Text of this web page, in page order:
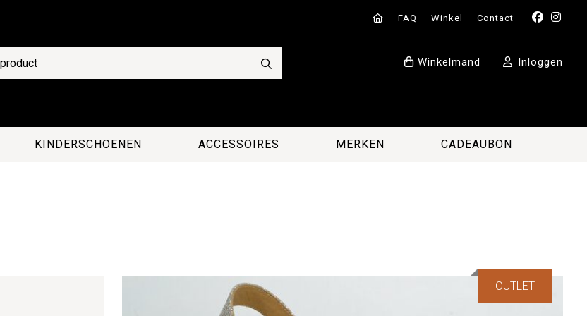
FAQ Winkel Contact
Inloggen
Winkelmand
KINDERSCHOENEN ACCESSOIRES MERKEN CADEAUBON
OUTLET